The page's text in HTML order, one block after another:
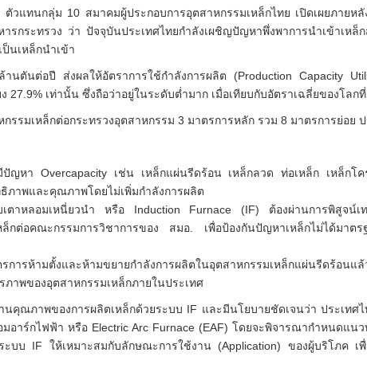
แทนกลุ่ม 10 สมาคมผู้ประกอบการอุตสาหกรรมเหล็กไทย เปิดเผยภายหลั
กระทรวง ว่า ปัจจุบันประเทศไทยกำลังเผชิญปัญหาพึ่งพาการนำเข้าเหล็
นเหล็กนำเข้า
ตันต่อปี ส่งผลให้อัตราการใช้กำลังการผลิต (Production Capacity
27.9% เท่านั้น ซึ่งถือว่าอยู่ในระดับต่ำมาก เมื่อเทียบกับอัตราเฉลี่ยของโลก
รมเหล็กต่อกระทรวงอุตสาหกรรม 3 มาตรการหลัก รวม 8 มาตรการย่อย
ญหา Overcapacity เช่น เหล็กแผ่นรีดร้อน เหล็กลวด ท่อเหล็ก เหล็กโ
ภาพและคุณภาพโดยไม่เพิ่มกำลังการผลิต
เตาหลอมเหนี่ยวนำ หรือ Induction Furnace (IF) ต้องผ่านการพิสูจน์เ
ต่อคณะกรรมการวิชาการของ สมอ. เพื่อป้องกันปัญหาเหล็กไม่ได้มาตร
ารห้ามตั้งและห้ามขยายกำลังการผลิตในอุตสาหกรรมเหล็กแผ่นรีดร้อนแล้
าพของอุตสาหกรรมเหล็กภายในประเทศ
คุณภาพของการผลิตเหล็กด้วยระบบ IF และมีนโยบายชัดเจนว่า ประเทศไ
อาร์กไฟฟ้า หรือ Electric Arc Furnace (EAF) โดยจะพิจารณากำหนดแนว
ะบบ IF ให้เหมาะสมกับลักษณะการใช้งาน (Application) ของผู้บริโภค เพื่